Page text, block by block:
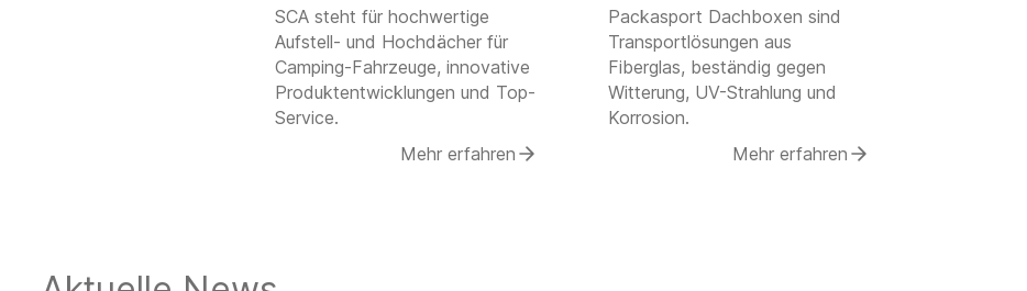
SCA steht für hochwertige
Aufstell- und Hochdächer für
Camping-Fahrzeuge, inno­vative
Produktentwicklungen und Top-
Service.
Mehr erfahren
Packasport Dachboxen sind
Transportlösungen aus
Fiberglas, beständig gegen
Witterung, UV-Strahlung und
Korrosion.
Mehr erfahren